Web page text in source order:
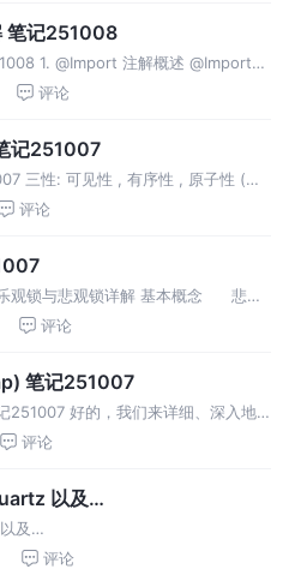
笔记251008
1. @Import 注解概述 @Import
用于快速导入一个或多个配置类到
评论
记251007
三性: 可见性 , 有序性 , 原子性 (二
保原子 保证可见性 保证有序性 (禁
评论
观锁与悲观锁详解 基本概念 悲观
设最坏的情况会发生，每次访问数
评论
笔记251007
好的，我们来详细、深入地
）。 CAS 是现代并发编程的基石
评论
以及
和 Cron表达式 笔记
及
和 Cron表达式 笔记250930 Java
评论